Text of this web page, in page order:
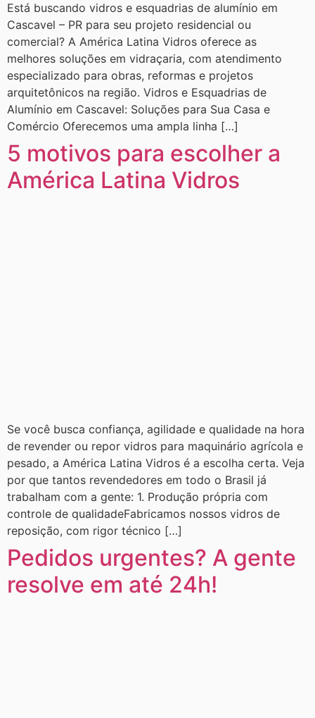
Está buscando vidros e esquadrias de alumínio em
Cascavel – PR para seu projeto residencial ou
comercial? A América Latina Vidros oferece as
melhores soluções em vidraçaria, com atendimento
especializado para obras, reformas e projetos
arquitetônicos na região. Vidros e Esquadrias de
Alumínio em Cascavel: Soluções para Sua Casa e
Comércio Oferecemos uma ampla linha […]
5 motivos para escolher a
América Latina Vidros
Se você busca confiança, agilidade e qualidade na hora
de revender ou repor vidros para maquinário agrícola e
pesado, a América Latina Vidros é a escolha certa. Veja
por que tantos revendedores em todo o Brasil já
trabalham com a gente: 1. Produção própria com
controle de qualidadeFabricamos nossos vidros de
reposição, com rigor técnico […]
Pedidos urgentes? A gente
resolve em até 24h!